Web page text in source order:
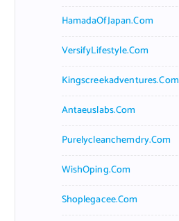
HamadaOfJapan.com
VersifyLifestyle.com
Kingscreekadventures.com
Antaeuslabs.com
Purelycleanchemdry.com
WishOping.com
Shoplegacee.com